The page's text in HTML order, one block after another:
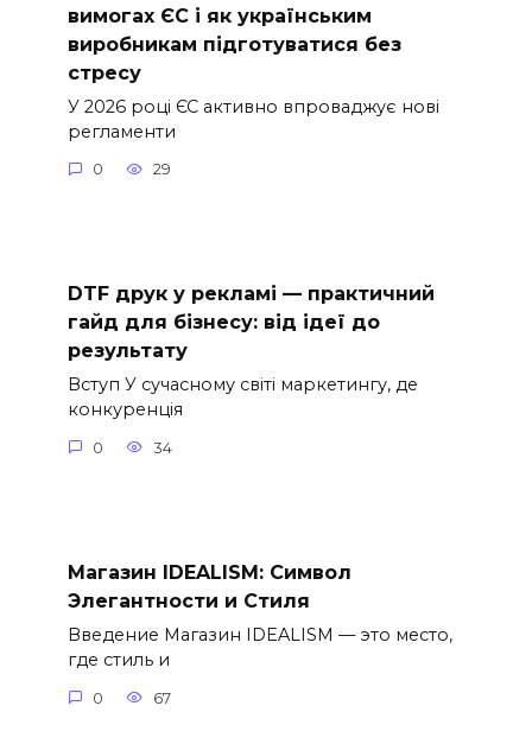
вимогах ЄС і як українським
виробникам підготуватися без
стресу
У 2026 році ЄС активно впроваджує нові
регламенти
0 29
DTF друк у рекламі — практичний
гайд для бізнесу: від ідеї до
результату
Вступ У сучасному світі маркетингу, де
конкуренція
0 34
Магазин IDEALISM: Символ
Элегантности и Стиля
Введение Магазин IDEALISM — это место,
где стиль и
0 67